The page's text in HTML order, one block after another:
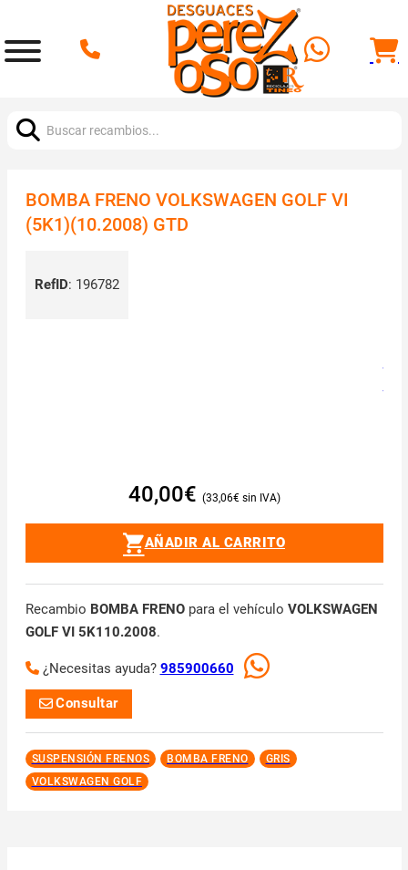
BOMBA FRENO VOLKSWAGEN GOLF VI
(5K1)(10.2008) GTD
RefID: 196782
40,00€ 33,06€
AÑADIR AL CARRITO
Recambio BOMBA FRENOpara el vehículo VOLKSWAGEN
GOLF VI 5K110.2008.
¿Necesitas ayuda? 985900660
Consultar
SUSPENSIÓN FRENOS BOMBA FRENO
GRIS
VOLKSWAGEN GOLF